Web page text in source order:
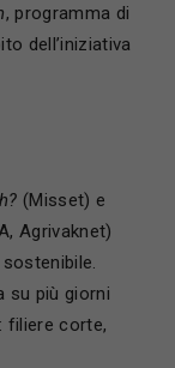
, programma di
dell’iniziativa
(Misset) e
Agrivaknet)
su più giorni
filiere corte,